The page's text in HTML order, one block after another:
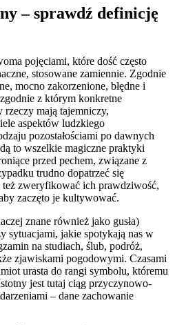
– sprawdź definicję
pojęciami, które dość często
stosowane zamiennie. Zgodnie
mocno zakorzenione, błędne i
z którym konkretne
rzeczy mają tajemniczy,
aspektów ludzkiego
pozostałościami po dawnych
to wszelkie magiczne praktyki
przed pechem, związane z
trudno dopatrzeć się
zweryfikować ich prawdziwość,
zaczęto je kultywować.
znane również jako gusła)
sytuacjami, jakie spotykają nas w
na studiach, ślub, podróż,
zjawiskami pogodowymi. Czasami
urasta do rangi symbolu, któremu
jest tutaj ciąg przyczynowo-
– dane zachowanie